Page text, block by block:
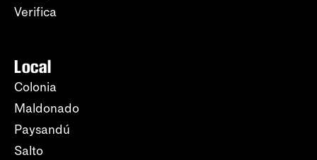
Verifica
Local
Colonia
Maldonado
Paysandú
Salto